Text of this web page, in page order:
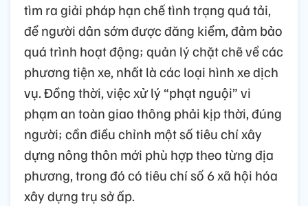
tìm ra giải pháp hạn chế tình trạng quá tải,
để người dân sớm được đăng kiểm, đảm bảo
quá trình hoạt động; quản lý chặt chẽ về các
phương tiện xe, nhất là các loại hình xe dịch
vụ. Đồng thời, việc xử lý “phạt nguội” vi
phạm an toàn giao thông phải kịp thời, đúng
người; cần điều chỉnh một số tiêu chí xây
dựng nông thôn mới phù hợp theo từng địa
phương, trong đó có tiêu chí số 6 xã hội hóa
xây dựng trụ sở ấp.